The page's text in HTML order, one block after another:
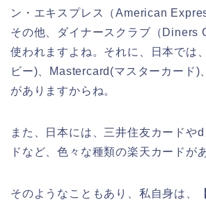
ン・エキスプレス（American
その他、ダイナースクラブ（Diners
使われますよね。それに、日本では
ビー)、Mastercard(マスターカード)
がありますからね。
また、日本には、三井住友カードや
ドなど、色々な種類の楽天カードが
そのようなこともあり、私自身は、